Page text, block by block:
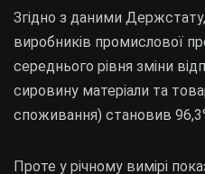
Згідно з даними Держстату,
виробників промислової
середнього рівня зміни
сировину матеріали та
споживання) становив
Проте у річному вимірі